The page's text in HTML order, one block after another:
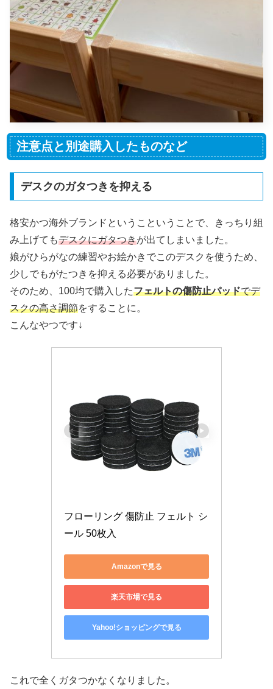
注意点と別途購入したものなど
デスクのガタつきを抑える
格安かつ海外ブランドというこということで、きっちり組
み上げてもデスクにガタつきが出てしまいました。
娘がひらがなの練習やお絵かきでこのデスクを使うため、
少しでもがたつきを抑える必要がありました。
そのため、100均で購入したフェルトの傷防止パッドでデ
スクの高さ調節をすることに。
こんなやつです↓
フローリング 傷防止 フェルト シ
ール 50枚入
Amazonで見る
楽天市場で見る
Yahoo!ショッピングで見る
これで全くガタつかなくなりました。